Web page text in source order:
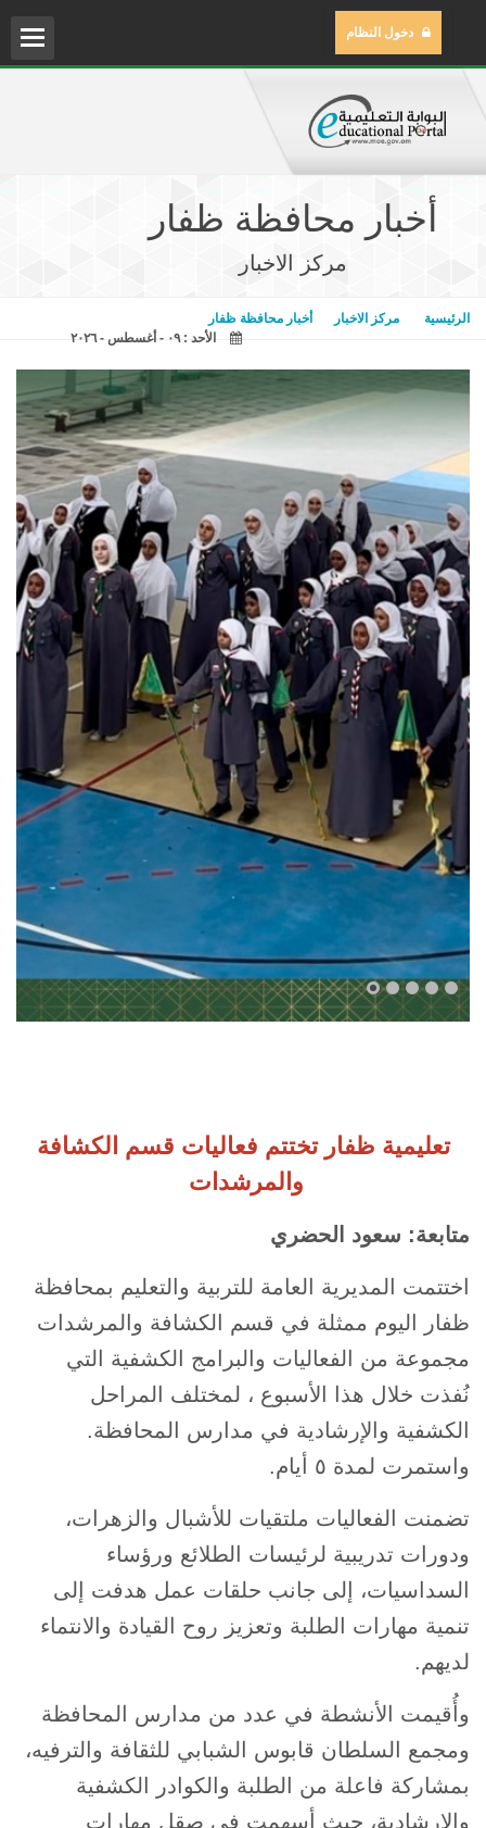
دخول النظام
أخبار محافظة ظفار
مركز الاخبار
الرئيسية مركز الاخبار
أخبار محافظة ظفار
الأحد : ٠٩ - أغسطس - ٢٠٢٦
تعليمية ظفار تختتم فعاليات قسم الكشافة
والمرشدات
متابعة: سعود الحضري
اختتمت المديرية العامة للتربية والتعليم بمحافظة
ظفار اليوم ممثلة في قسم الكشافة والمرشدات
مجموعة من الفعاليات والبرامج الكشفية التي
نُفذت خلال هذا الأسبوع ، لمختلف المراحل
الكشفية والإرشادية في مدارس المحافظة.
واستمرت لمدة ٥ أيام.
تضمنت الفعاليات ملتقيات للأشبال والزهرات،
ودورات تدريبية لرئيسات الطلائع ورؤساء
السداسيات، إلى جانب حلقات عمل هدفت إلى
تنمية مهارات الطلبة وتعزيز روح القيادة والانتماء
لديهم.
وأُقيمت الأنشطة في عدد من مدارس المحافظة
ومجمع السلطان قابوس الشبابي للثقافة والترفيه،
بمشاركة فاعلة من الطلبة والكوادر الكشفية
والإرشادية، حيث أسهمت في صقل مهارات